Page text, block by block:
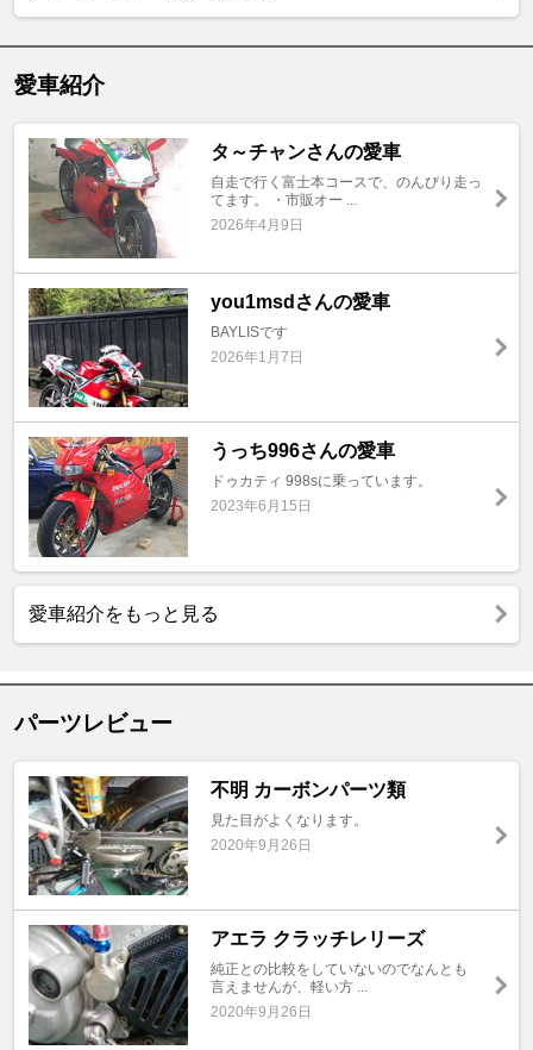
愛車紹介
タ～チャンさんの愛車
自走で行く富士本コースで、のんびり走っ
てます。 ・市販オー ...
2026年4月9日
you1msdさんの愛車
BAYLISです
2026年1月7日
うっち996さんの愛車
ドゥカティ 998sに乗っています。
2023年6月15日
愛車紹介をもっと見る
パーツレビュー
不明 カーボンパーツ類
見た目がよくなります。
2020年9月26日
アエラ クラッチレリーズ
純正との比較をしていないのでなんとも
言えませんが、軽い方 ...
2020年9月26日